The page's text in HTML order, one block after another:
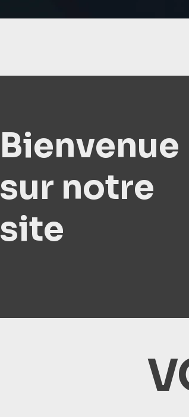
Bienvenue
sur notre
site